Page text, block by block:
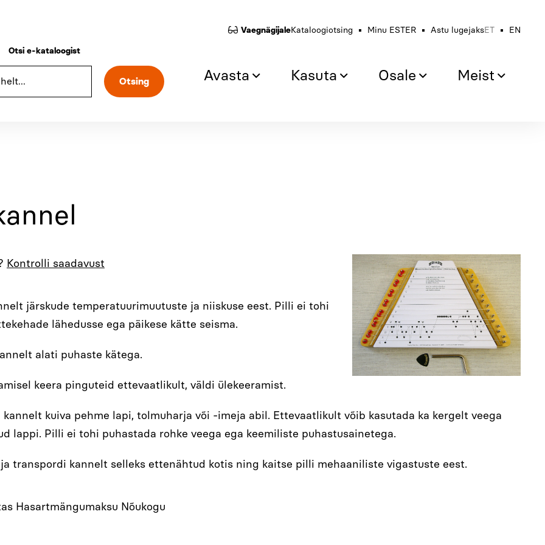
VaegnägijaleKataloogiotsing Minu ESTER Astu lugejaksET EN
Otsi e-kataloogist
Avasta Kasuta Osale Meist
Kontrolli saadavust
järskude temperatuurimuutuste ja niiskuse eest. Pilli ei tohi
lähedusse ega päikese kätte seisma.
alati puhaste kätega.
keera pinguteid ettevaatlikult, väldi ülekeeramist.
kannelt kuiva pehme lapi, tolmuharja või -imeja abil. Ettevaatlikult võib kasutada ka kergelt veega
lappi. Pilli ei tohi puhastada rohke veega ega keemiliste puhastusainetega.
transpordi kannelt selleks ettenähtud kotis ning kaitse pilli mehaaniliste vigastuste eest.
Hasartmängumaksu Nõukogu